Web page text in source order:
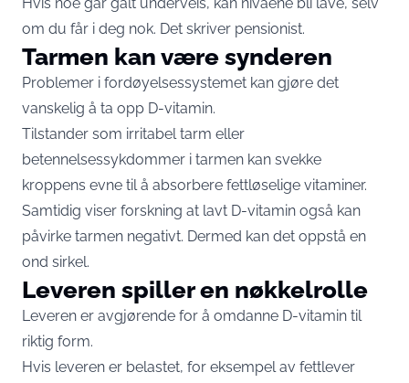
om du får i deg nok. Det skriver pensionist.
Tarmen kan være synderen
Problemer i fordøyelsessystemet kan gjøre det
vanskelig å ta opp D-vitamin.
Tilstander som irritabel tarm eller
betennelsessykdommer i tarmen kan svekke
kroppens evne til å absorbere fettløselige vitaminer.
Samtidig viser forskning at lavt D-vitamin også kan
påvirke tarmen negativt. Dermed kan det oppstå en
ond sirkel.
Leveren spiller en nøkkelrolle
Leveren er avgjørende for å omdanne D-vitamin til
riktig form.
Hvis leveren er belastet, for eksempel av fettlever